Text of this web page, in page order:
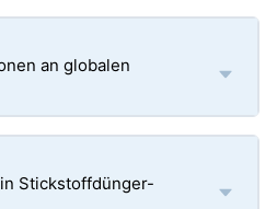
an globalen
Stickstoffdünger-